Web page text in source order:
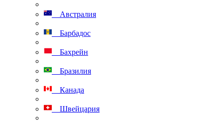
Австралия
Барбадос
Бахрейн
Бразилия
Канада
Швейцария